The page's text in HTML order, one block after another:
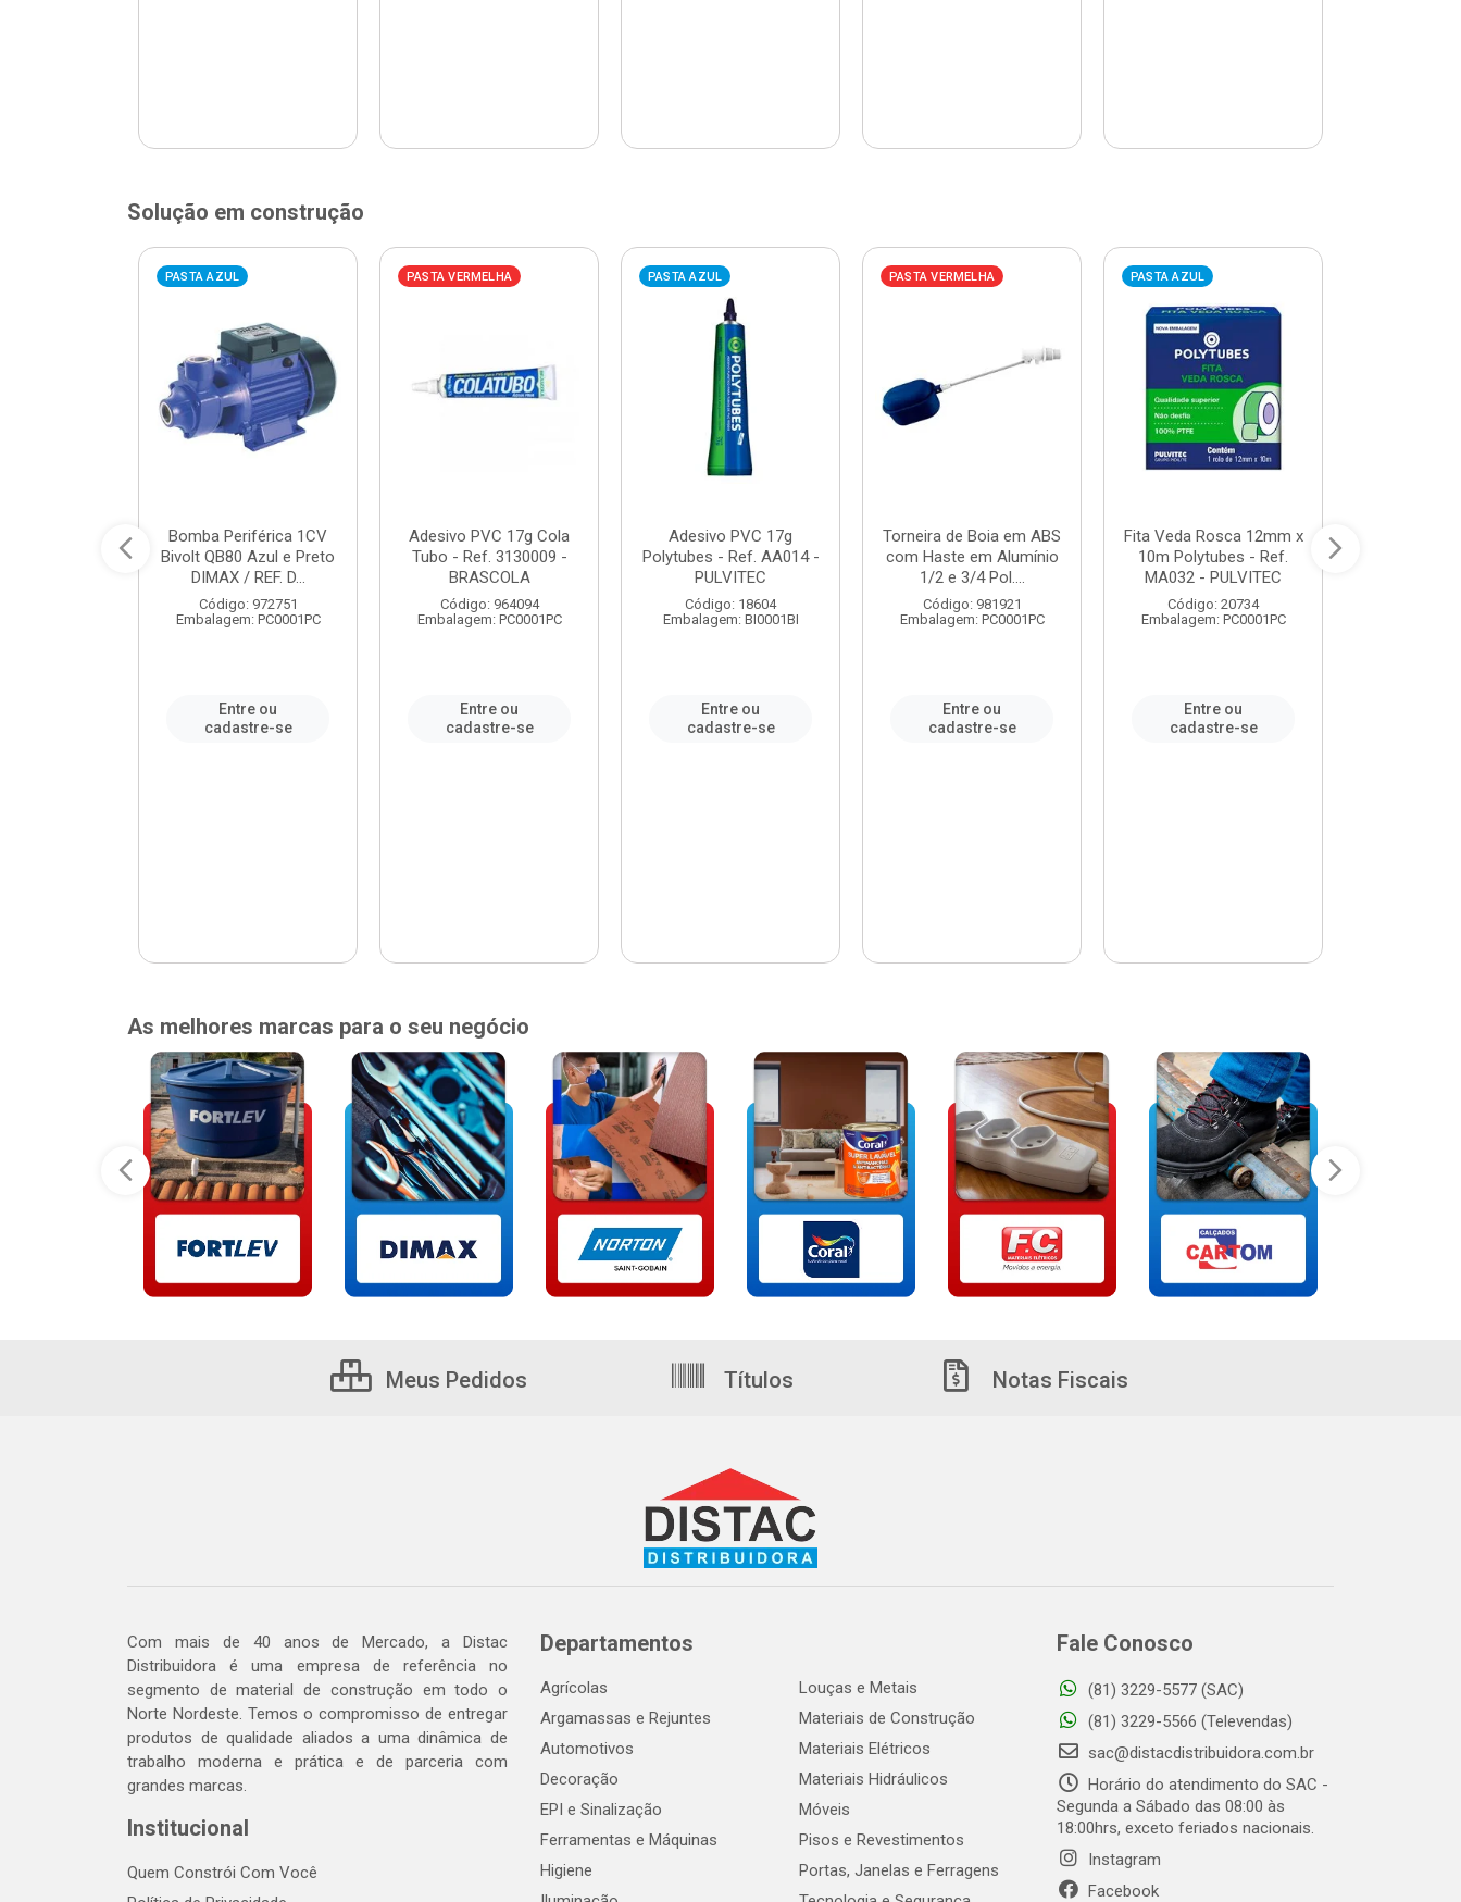
Solução em construção
PASTA AZUL
Bomba Periférica 1CV
Bivolt QB80 Azul e Preto
DIMAX / REF. D...
Código: 972751
Embalagem: PC0001PC
Entre ou
cadastre-se
PASTA VERMELHA
Adesivo PVC 17g Cola
Tubo - Ref. 3130009 -
BRASCOLA
Código: 964094
Embalagem: PC0001PC
Entre ou
cadastre-se
PASTA AZUL
Adesivo PVC 17g
Polytubes - Ref. AA014 -
PULVITEC
Código: 18604
Embalagem: BI0001BI
Entre ou
cadastre-se
PASTA VERMELHA
Torneira de Boia em ABS
com Haste em Alumínio
1/2 e 3/4 Pol....
Código: 981921
Embalagem: PC0001PC
Entre ou
cadastre-se
PASTA AZUL
Fita Veda Rosca 12mm x
10m Polytubes - Ref.
MA032 - PULVITEC
Código: 20734
Embalagem: PC0001PC
Entre ou
cadastre-se
As melhores marcas para o seu negócio
Meus Pedidos Títulos Notas Fiscais
Com mais de 40 anos de Mercado, a Distac
Distribuidora é uma empresa de referência no
segmento de material de construção em todo o
Norte Nordeste. Temos o compromisso de entregar
produtos de qualidade aliados a uma dinâmica de
trabalho moderna e prática e de parceria com
grandes marcas.
Institucional
Quem Constrói Com Você
Departamentos
Agrícolas
Argamassas e Rejuntes
Automotivos
Decoração
EPI e Sinalização
Ferramentas e Máquinas
Higiene
Louças e Metais
Materiais de Construção
Materiais Elétricos
Materiais Hidráulicos
Móveis
Pisos e Revestimentos
Portas, Janelas e Ferragens
Fale Conosco
(81) 3229-5577 (SAC)
(81) 3229-5566 (Televendas)
sac@distacdistribuidora.com.br
Horário do atendimento do SAC -
Segunda a Sábado das 08:00 às
18:00hrs, exceto feriados nacionais.
Instagram
Facebook